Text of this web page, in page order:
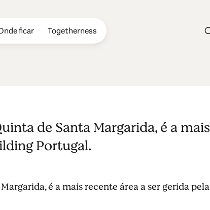
ficar Togetherness
de Santa Margarida, é a mais
Portugal.
é a mais recente área a ser gerida pela